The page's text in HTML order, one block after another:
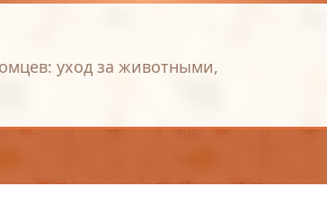
уход за животными,